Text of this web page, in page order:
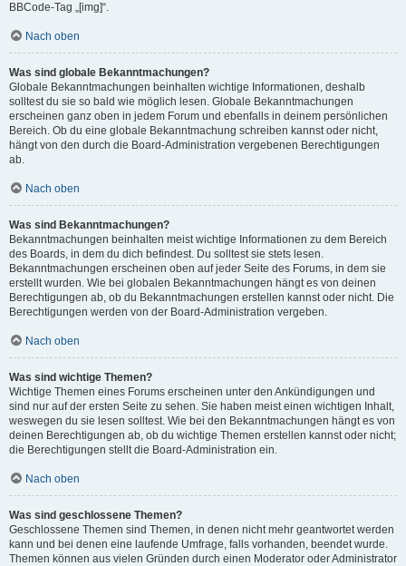
BBCode-Tag „[img]“.
Nach oben
Was sind globale Bekanntmachungen?
Globale Bekanntmachungen beinhalten wichtige Informationen, deshalb
solltest du sie so bald wie möglich lesen. Globale Bekanntmachungen
erscheinen ganz oben in jedem Forum und ebenfalls in deinem persönlichen
Bereich. Ob du eine globale Bekanntmachung schreiben kannst oder nicht,
hängt von den durch die Board-Administration vergebenen Berechtigungen
ab.
Nach oben
Was sind Bekanntmachungen?
Bekanntmachungen beinhalten meist wichtige Informationen zu dem Bereich
des Boards, in dem du dich befindest. Du solltest sie stets lesen.
Bekanntmachungen erscheinen oben auf jeder Seite des Forums, in dem sie
erstellt wurden. Wie bei globalen Bekanntmachungen hängt es von deinen
Berechtigungen ab, ob du Bekanntmachungen erstellen kannst oder nicht. Die
Berechtigungen werden von der Board-Administration vergeben.
Nach oben
Was sind wichtige Themen?
Wichtige Themen eines Forums erscheinen unter den Ankündigungen und
sind nur auf der ersten Seite zu sehen. Sie haben meist einen wichtigen Inhalt,
weswegen du sie lesen solltest. Wie bei den Bekanntmachungen hängt es von
deinen Berechtigungen ab, ob du wichtige Themen erstellen kannst oder nicht;
die Berechtigungen stellt die Board-Administration ein.
Nach oben
Was sind geschlossene Themen?
Geschlossene Themen sind Themen, in denen nicht mehr geantwortet werden
kann und bei denen eine laufende Umfrage, falls vorhanden, beendet wurde.
Themen können aus vielen Gründen durch einen Moderator oder Administrator